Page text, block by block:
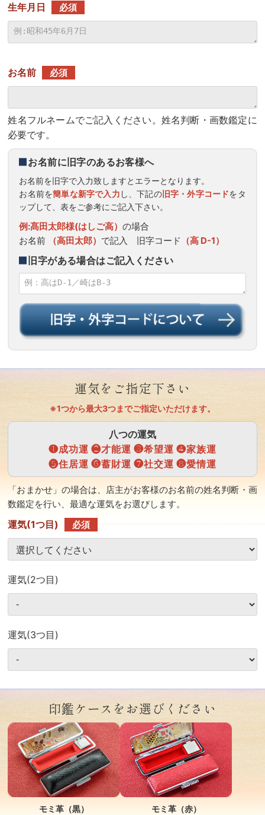
生年月日 必須
お名前 必須
姓名フルネームでご記入ください。姓名判断・画数鑑定に
必要です。
お名前に旧字のあるお客様へ
お名前を旧字で入力致しますとエラーとなります。
お名前を簡単な新字で入力 し、下記の旧字・外字コードをタ
ップして、表をご参考にご記入下さい。
例:髙田太郎様(はしご高）の場合
お名前
（高田太郎） で記入 旧字コード （高 D-1）
旧字がある場合はご記入ください
運気をご指定下さい
※1つから最大3つまでご指定いただけます。
八つの運気
❶成功運 ❷才能運 ❸希望運 ❹家族運
❺住居運 ❻蓄財運 ❼社交運 ❽愛情運
「おまかせ」の場合は、店主がお客様のお名前の姓名判断・画
数鑑定を行い、最適な運気をお選びします。
運気(1つ目) 必須
運気(2つ目)
運気(3つ目)
印鑑ケースをお選びください
モミ革（黒） モミ革（赤）